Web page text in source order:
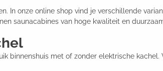
In onze online shop vind je verschillende
saunacabines van hoge kwaliteit en
binnenshuis met of zonder elektrische